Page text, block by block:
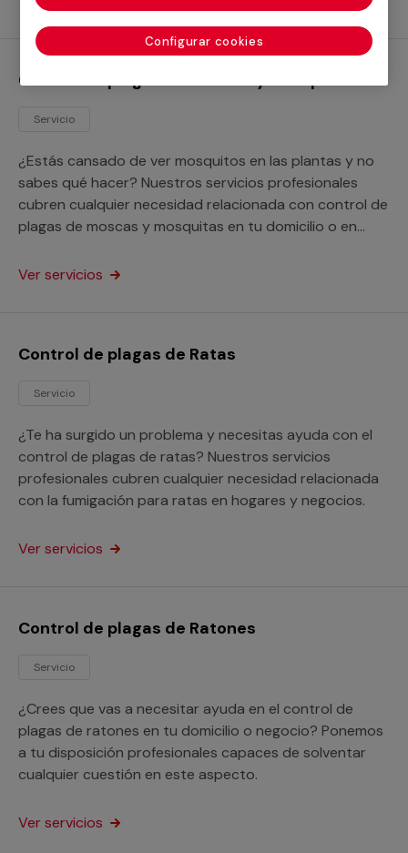
Control de plagas de Moscas y mosquitas
Servicio
¿Estás cansado de ver mosquitos en las plantas y no
sabes qué hacer? Nuestros servicios profesionales
cubren cualquier necesidad relacionada con control de
plagas de moscas y mosquitas en tu domicilio o en
Ver servicios
Control de plagas de Ratas
Servicio
¿Te ha surgido un problema y necesitas ayuda con el
control de plagas de ratas? Nuestros servicios
profesionales cubren cualquier necesidad relacionada
con la fumigación para ratas en hogares y negocios.
Ver servicios
Control de plagas de Ratones
Servicio
¿Crees que vas a necesitar ayuda en el control de
plagas de ratones en tu domicilio o negocio? Ponemos
a tu disposición profesionales capaces de solventar
cualquier cuestión en este aspecto.
Ver servicios
Configurar cookies